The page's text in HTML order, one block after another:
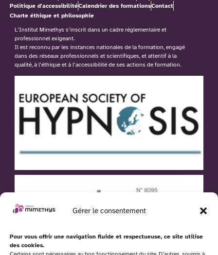
Gérer le consentement
Pour vous offrir une navigation fluide et respectueuse, ce site utilise
des cookies.
Politique d'accessibilitéCalendrier des formationsContact
Charte éthique et philosophie
L’Institut Mimethys s’inscrit dans un cadre réglementaire et
professionnel exigeant.
Il est reconnu par les instances nationales de la formation, engagé
dans des réseaux professionnels et scientifiques, et attentif à la
qualité, à l’éthique et à l’accessibilité de ses actions de formation.